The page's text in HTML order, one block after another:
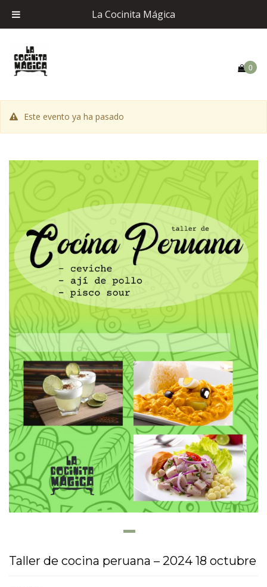
0
Este evento ya ha pasado
Taller de cocina peruana – 2024 18 octubre
La Cocinita Mágica